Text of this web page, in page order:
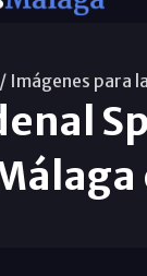
Imágenes para